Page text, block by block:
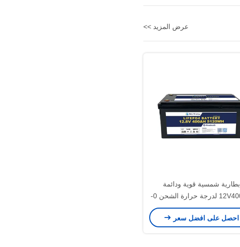
عرض المزيد >>
بطارية شمسية قوية ودائمة
12V400AH لدرجة حرارة الشحن 0-
احصل على افضل سعر